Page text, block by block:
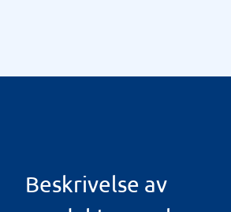
Beskrivelse av